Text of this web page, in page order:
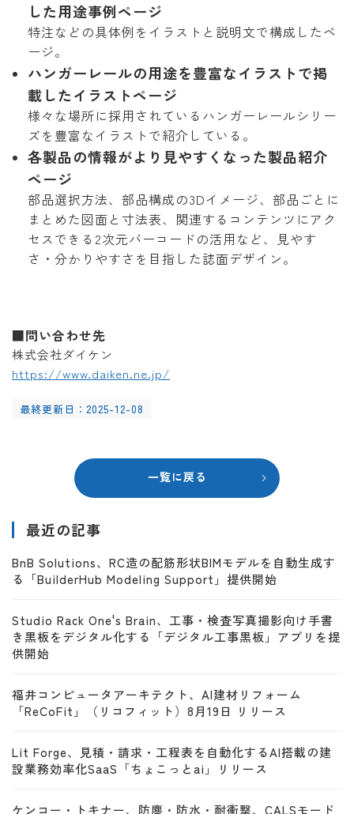
した用途事例ページ
特注などの具体例をイラストと説明文で構成したペ
ージ。
ハンガーレールの用途を豊富なイラストで掲
載したイラストページ
様々な場所に採用されているハンガーレールシリー
ズを豊富なイラストで紹介している。
各製品の情報がより見やすくなった製品紹介
ページ
部品選択方法、部品構成の3Dイメージ、部品ごとに
まとめた図面と寸法表、関連するコンテンツにアク
セスできる2次元バーコードの活用など、見やす
さ・分かりやすさを目指した誌面デザイン。
■問い合わせ先
株式会社ダイケン
https://www.daiken.ne.jp/
最終更新日：2025-12-08
一覧に戻る
最近の記事
BnB Solutions、RC造の配筋形状BIMモデルを自動生成す
る「BuilderHub Modeling Support」提供開始
Studio Rack One's Brain、工事・検査写真撮影向け手書
き黒板をデジタル化する「デジタル工事黒板」アプリを提
供開始
福井コンピュータアーキテクト、AI建材リフォーム
「ReCoFit」（リコフィット）8月19日 リリース
Lit Forge、見積・請求・工程表を自動化するAI搭載の建
設業務効率化SaaS「ちょこっとai」リリース
ケンコー・トキナー、防塵・防水・耐衝撃、CALSモード